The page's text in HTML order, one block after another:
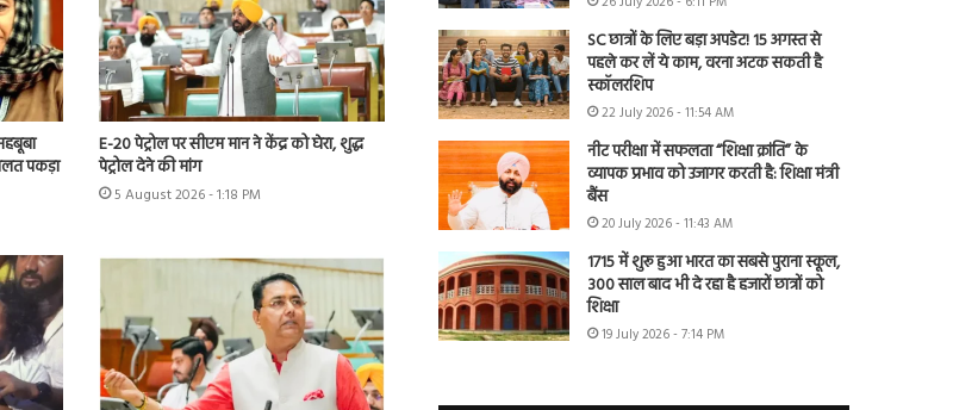
पकड़ा
E-20 पेट्रोल पर सीएम मान ने केंद्र को घेरा, शुद्ध
पेट्रोल देने की मांग
5 August 2026 - 1:18 PM
SC छात्रों के लिए बड़ा अपडेट! 15 अगस्त से
पहले कर लें ये काम, वरना अटक सकती है
स्कॉलरशिप
22 July 2026 - 11:54 AM
नीट परीक्षा में सफलता “शिक्षा क्रांति” के
व्यापक प्रभाव को उजागर करती है: शिक्षा मंत्री
बैंस
20 July 2026 - 11:43 AM
1715 में शुरू हुआ भारत का सबसे पुराना स्कूल,
300 साल बाद भी दे रहा है हजारों छात्रों को
शिक्षा
19 July 2026 - 7:14 PM